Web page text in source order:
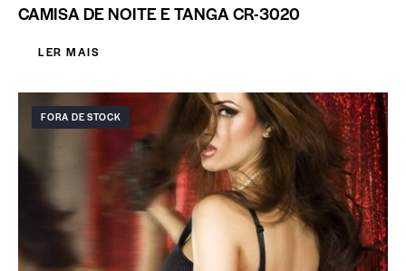
CAMISA DE NOITE E TANGA CR-3020
LER MAIS
FORA DE STOCK